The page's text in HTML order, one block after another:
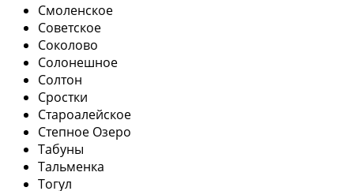
Смоленское
Советское
Соколово
Солонешное
Солтон
Сростки
Староалейское
Степное Озеро
Табуны
Тальменка
Тогул